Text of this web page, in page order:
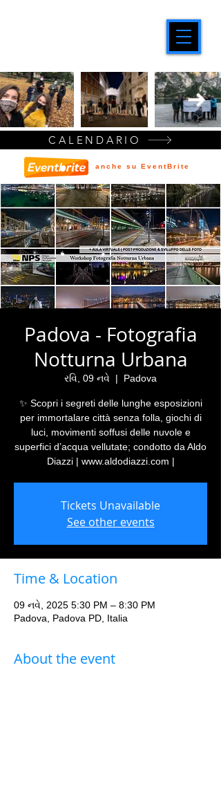
Padova - Fotografia
Notturna Urbana
રવિ, 09 નવે
  |
Padova
✨ Scopri i segreti delle lunghe esposizioni
per immortalare città senza folla, giochi di
luci, movimenti soffusi delle nuvole e
superfici d’acqua vellutate; condotto da Aldo
Diazzi | www.aldodiazzi.com |
Tickets Unavailable
See other events
Time & Location
09 નવે, 2025 5:30 PM – 8:30 PM
Padova, Padova PD, Italia
About the event
CALENDARIO
anche su EventBrite